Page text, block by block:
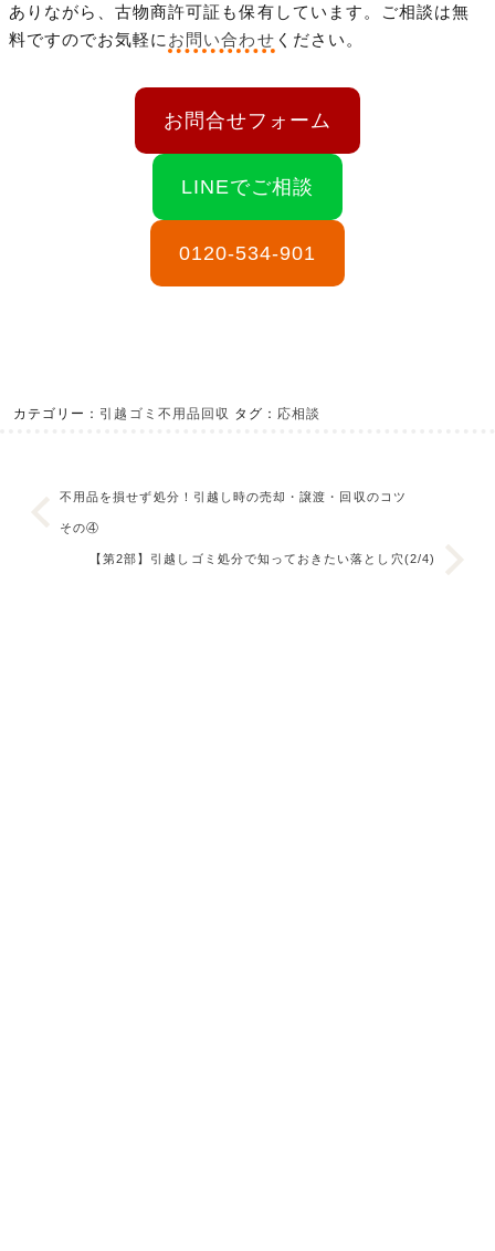
ありながら、古物商許可証も保有しています。ご相談は無
料ですのでお気軽に お問い合わせ ください。
お問合せフォーム
LINEでご相談
0120-534-901
カテゴリー： 引越ゴミ不用品回収 タグ： 応相談
不用品を損せず処分！引越し時の売却・譲渡・回収のコツ
その④
【第2部】引越しゴミ処分で知っておきたい落とし穴(2/4)